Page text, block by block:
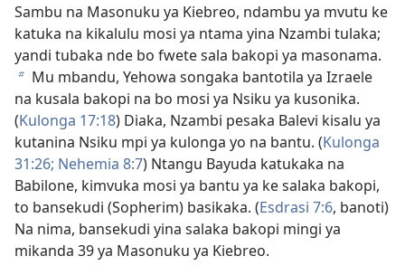
Sambu na Masonuku ya Kiebreo, ndambu ya mvutu ke
katuka na kikalulu mosi ya ntama yina Nzambi tulaka;
yandi tubaka nde bo fwete sala bakopi ya masonama.
b Mu mbandu, Yehowa songaka bantotila ya Izraele
na kusala bakopi na bo mosi ya Nsiku ya kusonika.
(Kulonga 17:18) Diaka, Nzambi pesaka Balevi kisalu ya
kutanina Nsiku mpi ya kulonga yo na bantu. (Kulonga
31:26; Nehemia 8:7) Ntangu Bayuda katukaka na
Babilone, kimvuka mosi ya bantu ya ke salaka bakopi,
to bansekudi (Sopherim) basikaka. (Esdrasi 7:6, banoti)
Na nima, bansekudi yina salaka bakopi mingi ya
mikanda 39 ya Masonuku ya Kiebreo.